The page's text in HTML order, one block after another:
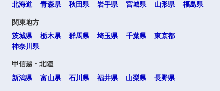
北海道
青森県 秋田県 岩手県 宮城県 山形県 福島県
関東地方
茨城県
栃木県 群馬県 埼玉県 千葉県
東京都
神奈川県
甲信越・北陸
新潟県
富山県 石川県 福井県 山梨県 長野県